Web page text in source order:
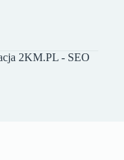
2KM.PL - SEO